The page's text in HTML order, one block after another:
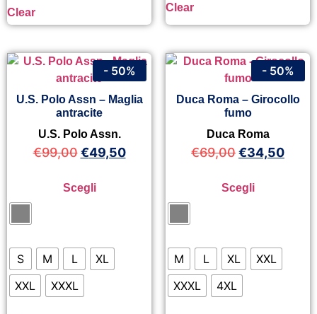
Clear Clear
U.S. Polo Assn – Maglia
antracite
U.S. Polo Assn.
€99,00 €49,50
Scegli
S M L
XL
XXL
XXXL
- 50%
Duca Roma – Girocollo
fumo
Duca Roma
€69,00€34,50
Scegli
M L XL
XXL
XXXL
4XL
- 50%